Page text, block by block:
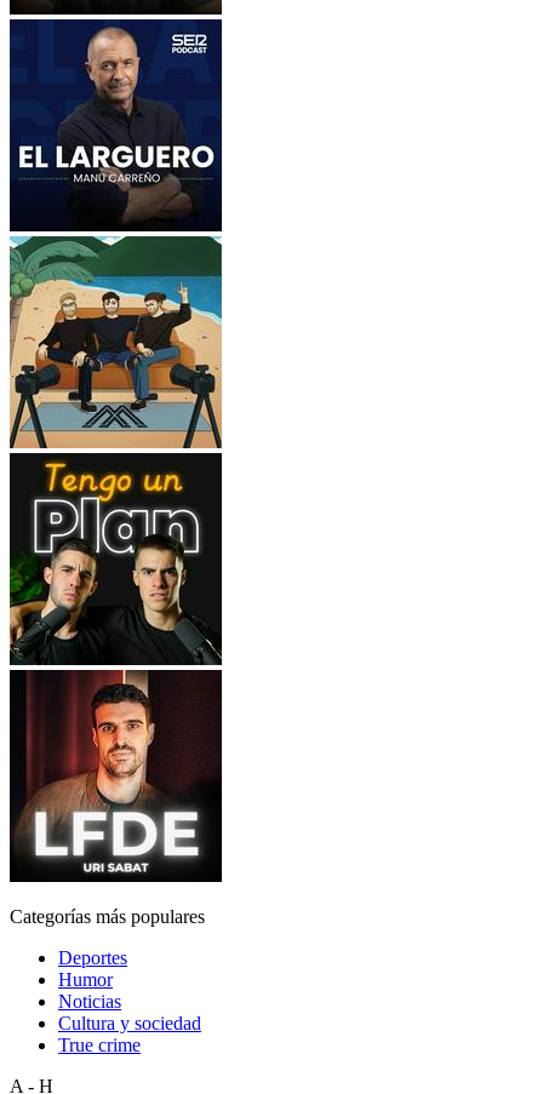
Categorías más populares
Deportes
Humor
Noticias
Cultura y sociedad
True crime
A - H